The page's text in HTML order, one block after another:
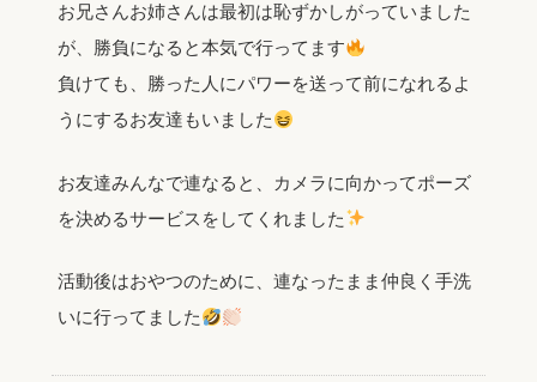
お兄さんお姉さんは最初は恥ずかしがっていました
が、勝負になると本気で行ってます
負けても、勝った人にパワーを送って前になれるよ
うにするお友達もいました
お友達みんなで連なると、カメラに向かってポーズ
を決めるサービスをしてくれました
活動後はおやつのために、連なったまま仲良く手洗
いに行ってました